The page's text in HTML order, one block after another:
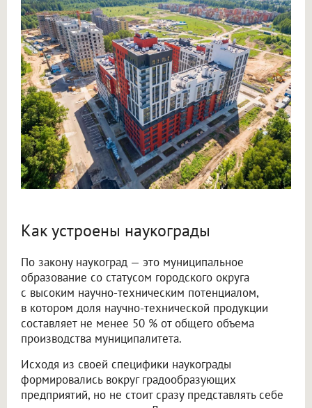
Как устроены наукограды
По закону наукоград — это муниципальное
образование со статусом городского округа
с высоким научно-техническим потенциалом,
в котором доля научно-технической продукции
составляет не менее 50 % от общего объема
производства муниципалитета.
Исходя из своей специфики наукограды
формировались вокруг градообразующих
предприятий, но не стоит сразу представлять себе